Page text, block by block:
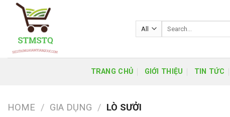
TRANG CHỦ GIỚI THIỆU TIN TỨC
HOME / GIA DỤNG / LÒ SƯỞI